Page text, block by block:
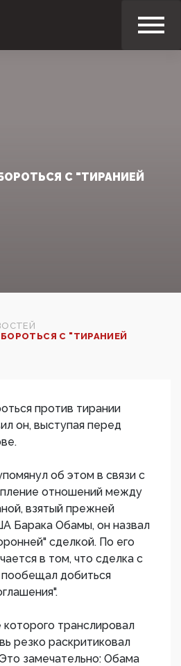
С "ТИРАНИЕЙ
С "ТИРАНИЕЙ
против тирании
он, выступая перед
об этом в связи с
отношений между
взятый прежней
Барака Обамы, он назвал
сделкой. По его
в том, что сделка с
добиться
транслировал
резко раскритиковал
замечательно: Обама